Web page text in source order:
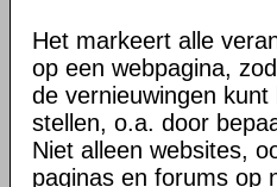
Het markeert alle
op een webpagina,
de vernieuwingen
stellen, o.a. door
Niet alleen websites,
paginas en forums op